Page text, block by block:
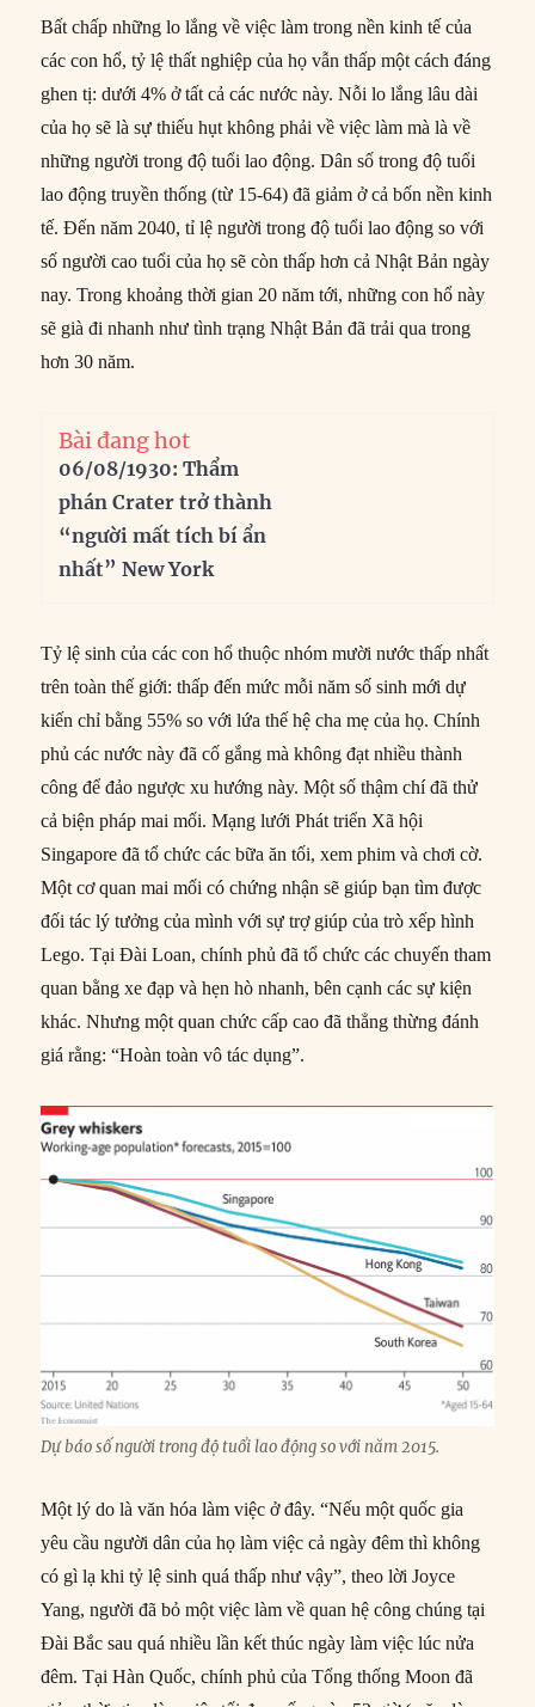
Bất chấp những lo lắng về việc làm trong nền kinh tế của
các con hổ, tỷ lệ thất nghiệp của họ vẫn thấp một cách đáng
ghen tị: dưới 4% ở tất cả các nước này. Nỗi lo lắng lâu dài
của họ sẽ là sự thiếu hụt không phải về việc làm mà là về
những người trong độ tuổi lao động. Dân số trong độ tuổi
lao động truyền thống (từ 15-64) đã giảm ở cả bốn nền kinh
tế. Đến năm 2040, tỉ lệ người trong độ tuổi lao động so với
số người cao tuổi của họ sẽ còn thấp hơn cả Nhật Bản ngày
nay. Trong khoảng thời gian 20 năm tới, những con hổ này
sẽ già đi nhanh như tình trạng Nhật Bản đã trải qua trong
hơn 30 năm.
Bài đang hot
06/08/1930: Thẩm
phán Crater trở thành
“người mất tích bí ẩn
nhất” New York
Tỷ lệ sinh của các con hổ thuộc nhóm mười nước thấp nhất
trên toàn thế giới: thấp đến mức mỗi năm số sinh mới dự
kiến ​​chỉ bằng 55% so với lứa thế hệ cha mẹ của họ. Chính
phủ các nước này đã cố gắng mà không đạt nhiều thành
công để đảo ngược xu hướng này. Một số thậm chí đã thử
cả biện pháp mai mối. Mạng lưới Phát triển Xã hội
Singapore đã tổ chức các bữa ăn tối, xem phim và chơi cờ.
Một cơ quan mai mối có chứng nhận sẽ giúp bạn tìm được
đối tác lý tưởng của mình với sự trợ giúp của trò xếp hình
Lego. Tại Đài Loan, chính phủ đã tổ chức các chuyến tham
quan bằng xe đạp và hẹn hò nhanh, bên cạnh các sự kiện
khác. Nhưng một quan chức cấp cao đã thẳng thừng đánh
giá rằng: “Hoàn toàn vô tác dụng”.
Dự báo số người trong độ tuổi lao động so với năm 2015.
Một lý do là văn hóa làm việc ở đây. “Nếu một quốc gia
yêu cầu người dân của họ làm việc cả ngày đêm thì không
có gì lạ khi tỷ lệ sinh quá thấp như vậy”, theo lời Joyce
Yang, người đã bỏ một việc làm về quan hệ công chúng tại
Đài Bắc sau quá nhiều lần kết thúc ngày làm việc lúc nửa
đêm. Tại Hàn Quốc, chính phủ của Tổng thống Moon đã